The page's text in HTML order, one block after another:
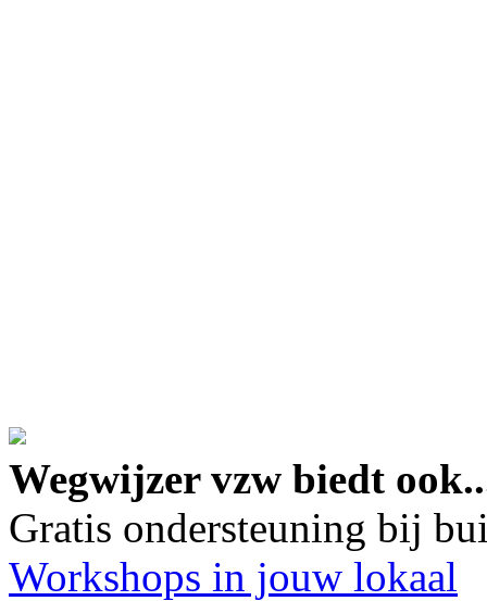
Wegwijzer vzw biedt
Gratis ondersteuning bij
Workshops in jouw lokaal